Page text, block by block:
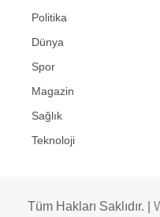
Politika
Dünya
Spor
Magazin
Sağlık
Teknoloji
Tüm Hakları Saklıdır. |